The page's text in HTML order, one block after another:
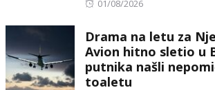
Posted
01/08/2026
Drama na letu za
Avion hitno sletio u
putnika našli
toaletu